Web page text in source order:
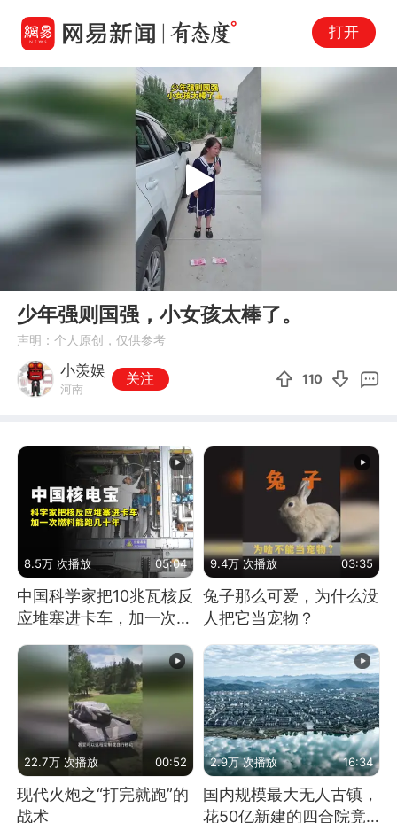
打开
Play
少年强则国强，小女孩太棒了。
声明：个人原创，仅供参考
小羡娱
河南
关注 110
8.5万 次播放 05:04
中国科学家把10兆瓦核反
应堆塞进卡车，加一次燃
9.4万 次播放 03:35
兔子那么可爱，为什么没
人把它当宠物？
22.7万 次播放 00:52
现代火炮之“打完就跑”的
战术
2.9万 次播放 16:34
国内规模最大无人古镇，
花50亿新建的四合院竟